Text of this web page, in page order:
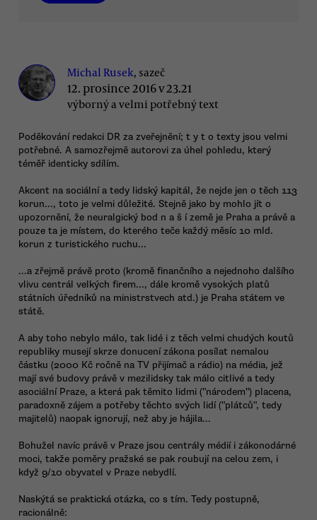
Michal Rusek, sazeč
12. prosince 2016 v 23.21
výborný a velmi potřebný text
Poděkování redakci DR za zveřejnění; t y t o texty jsou velmi
potřebné. A samozřejmě autorovi za úhel pohledu, který
téměř identicky sdílím.
Akcent na sociální a tedy lidský kapitál, že nejde jen o těch 113
korun..., toto je velmi důležité. Stejně jako by mohlo jít o
upozornění, že neuralgický bod n a š í země je Praha a právě a
pouze ta je místem, do kterého teče každý měsíc 10 mld.
korun z turistického ruchu...
...a zřejmě právě proto (kromě finančního a nejednoho dalšího
vlivu centrál velkých firem..., dále kromě vysokých platů
státních úředníků na ministrstvech atd.) je Praha státem ve
státě.
A aby toho nebylo málo, tak lidé i z těch velmi chudých koutů
republiky musejí skrze donucení zákona posílat nemalou
částku (2000 Kč ročně na TV přijímač a rádio) na média, jež
mají své budovy právě v mezilidsky tak málo citlivé a tedy
asociální Praze, a která pak těmito lidmi ("národem") placena,
paradoxně zájem a potřeby těchto svých lidí ("plátců", tedy
majitelů) naopak ignorují, než aby je hájila...
Bohužel navíc právě v Praze jsou centrály médií i zákonodárné
moci, takže poměry pražské se pak roubují na celou zem, i
když 9/10 obyvatel v Praze nebydlí.
Naskýtá se praktická otázka, co s tím. Tedy postupně,
racionálně: